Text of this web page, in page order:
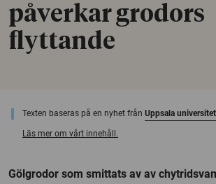
påverkar grodors
flyttande
Texten baseras på en nyhet från Uppsala universitet
Läs mer om vårt innehåll.
Gölgrodor som smittats av av